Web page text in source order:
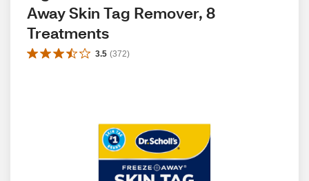
Away Skin Tag Remover, 8
Treatments
3.5 (372)